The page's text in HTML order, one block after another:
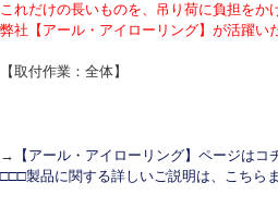
これだけの長いものを、吊り荷に負担を
弊社【アール・アイローリング】が活躍い
【取付作業：全体】
→
【アール・アイローリング】ページはコ
□□□製品に関する詳しいご説明は、こちら